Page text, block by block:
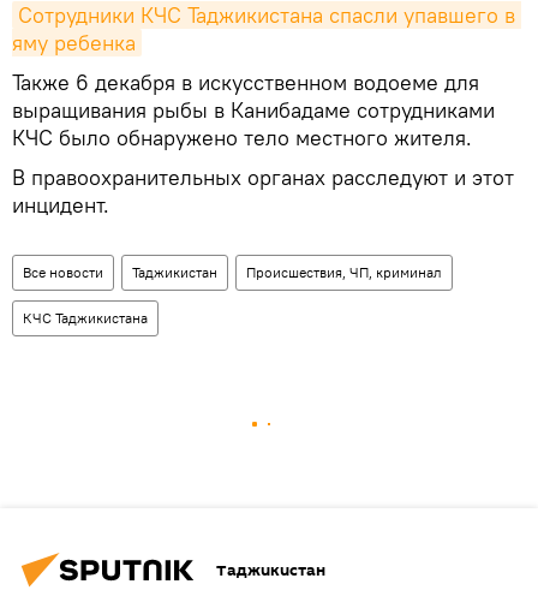
Сотрудники КЧС Таджикистана спасли упавшего в
яму ребенка
Также 6 декабря в искусственном водоеме для
выращивания рыбы в Канибадаме сотрудниками
КЧС было обнаружено тело местного жителя.
В правоохранительных органах расследуют и этот
инцидент.
Все новости Таджикистан Происшествия, ЧП, криминал
КЧС Таджикистана
Таджикистан